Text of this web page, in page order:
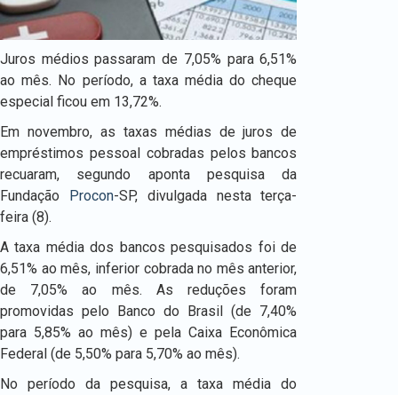
Juros médios passaram de 7,05% para 6,51%
ao mês. No período, a taxa média do cheque
especial ficou em 13,72%.
Em novembro, as taxas médias de juros de
empréstimos pessoal cobradas pelos bancos
recuaram, segundo aponta pesquisa da
Fundação Procon-SP, divulgada nesta terça-
feira (8).
A taxa média dos bancos pesquisados foi de
6,51% ao mês, inferior cobrada no mês anterior,
de 7,05% ao mês. As reduções foram
promovidas pelo Banco do Brasil (de 7,40%
para 5,85% ao mês) e pela Caixa Econômica
Federal (de 5,50% para 5,70% ao mês).
No período da pesquisa, a taxa média do